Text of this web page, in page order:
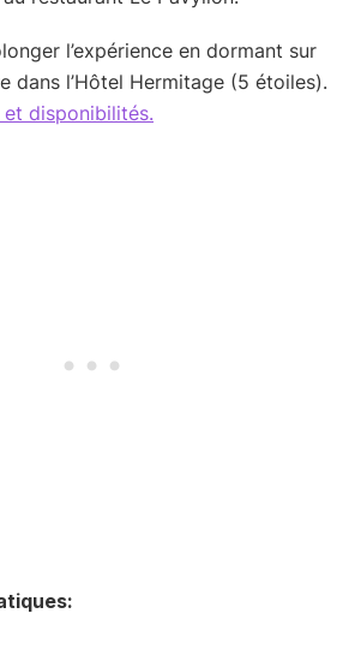
l’expérience en dormant sur
dans l’Hôtel Hermitage (5 étoiles).
disponibilités.